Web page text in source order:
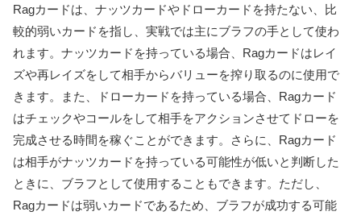
Ragカードは、ナッツカードやドローカードを持たない、比
較的弱いカードを指し、実戦では主にブラフの手として使わ
れます。ナッツカードを持っている場合、Ragカードはレイ
ズや再レイズをして相手からバリューを搾り取るのに使用で
きます。また、ドローカードを持っている場合、Ragカード
はチェックやコールをして相手をアクションさせてドローを
完成させる時間を稼ぐことができます。さらに、Ragカード
は相手がナッツカードを持っている可能性が低いと判断した
ときに、ブラフとして使用することもできます。ただし、
Ragカードは弱いカードであるため、ブラフが成功する可能